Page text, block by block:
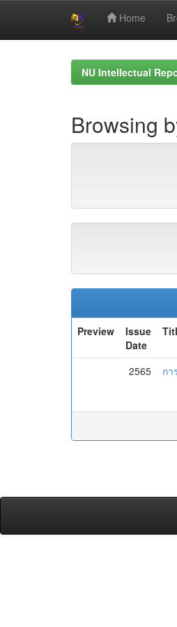
Home
NU Intellectual
Browsing
Preview
Issue
Date
2565 ก